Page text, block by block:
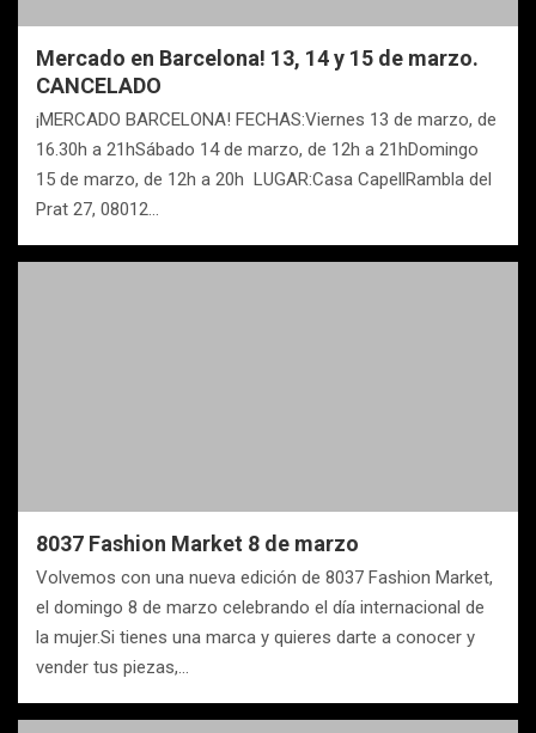
Mercado en Barcelona! 13, 14 y 15 de marzo.
CANCELADO
¡MERCADO BARCELONA! FECHAS:Viernes 13 de marzo, de
16.30h a 21hSábado 14 de marzo, de 12h a 21hDomingo
15 de marzo, de 12h a 20h LUGAR:Casa CapellRambla del
Prat 27, 08012…
8037 Fashion Market 8 de marzo
Volvemos con una nueva edición de 8037 Fashion Market,
el domingo 8 de marzo celebrando el día internacional de
la mujer.Si tienes una marca y quieres darte a conocer y
vender tus piezas,…